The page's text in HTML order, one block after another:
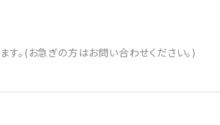
。(お急ぎの方はお問い合わせください。)